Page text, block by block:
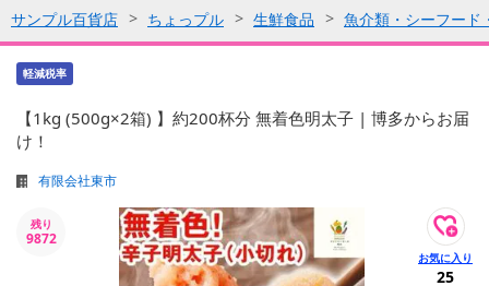
サンプル百貨店 ちょっプル 生鮮食品 魚介類・シーフード
軽減税率
【1kg (500g×2箱) 】約200杯分 無着色明太子 | 博多からお届
け！
有限会社東市
残り
9872
25